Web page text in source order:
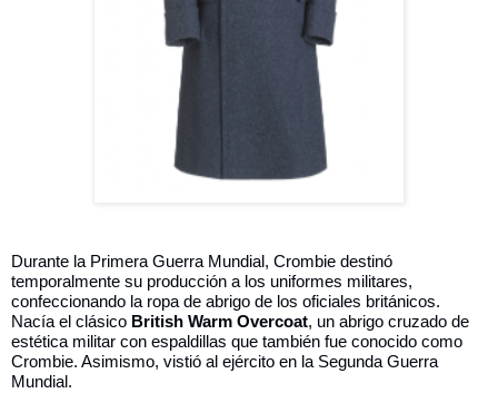
Durante la Primera Guerra Mundial, Crombie destinó
temporalmente su producción a los uniformes militares,
confeccionando la ropa de abrigo de los oficiales británicos.
Nacía el clásico British Warm Overcoat, un abrigo cruzado de
estética militar con espaldillas que también fue conocido como
Crombie. Asimismo, vistió al ejército en la Segunda Guerra
Mundial.